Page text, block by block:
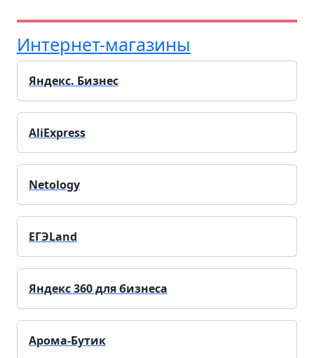
Интернет-магазины
Яндекс. Бизнес
AliExpress
Netology
ЕГЭLand
Яндекс 360 для бизнеса
Арома-Бутик